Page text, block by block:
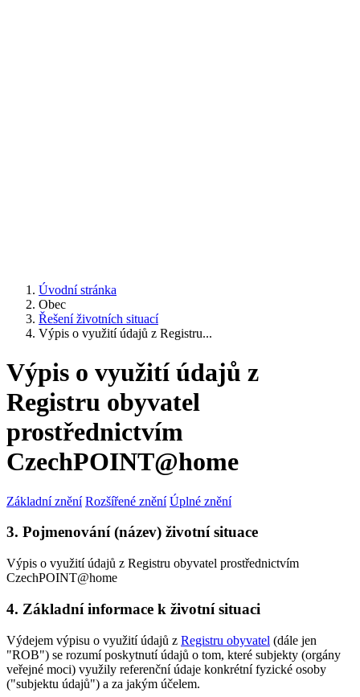
Úvodní stránka
Obec
Řešení životních situací
Výpis o využití údajů z Registru...
Výpis o využití údajů z
Registru obyvatel
prostřednictvím
CzechPOINT@home
Základní znění Rozšířené znění Úplné znění
3. Pojmenování (název) životní situace
Výpis o využití údajů z Registru obyvatel prostřednictvím
CzechPOINT@home
4. Základní informace k životní situaci
Výdejem výpisu o využití údajů z Registru obyvatel (dále jen
"ROB") se rozumí poskytnutí údajů o tom, které subjekty (orgány
veřejné moci) využily referenční údaje konkrétní fyzické osoby
("subjektu údajů") a za jakým účelem.